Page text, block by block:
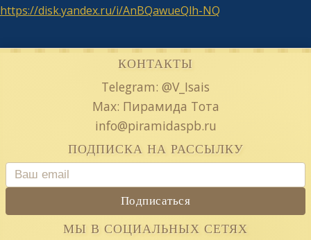
https://disk.yandex.ru/i/AnBQawueQlh-NQ
КОНТАКТЫ
Telegram: @V_Isais
Max: Пирамида Тота
info@piramidaspb.ru
ПОДПИСКА НА РАССЫЛКУ
Подписаться
МЫ В СОЦИАЛЬНЫХ СЕТЯХ